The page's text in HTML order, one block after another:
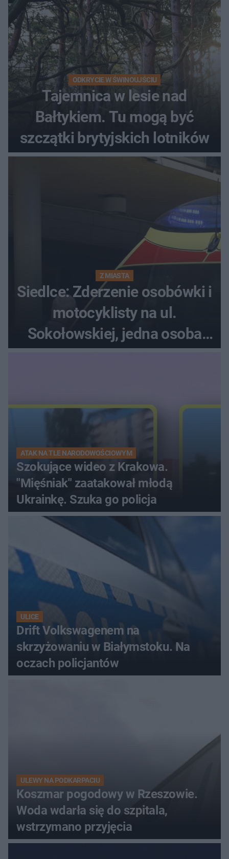
ODKRYCIE W ŚWINOUJŚCIU
Tajemnica w lesie nad
Bałtykiem. Tu mogą być
szczątki brytyjskich lotników
Z MIASTA
Siedlce: Zderzenie osobówki i
motocyklisty na ul.
Sokołowskiej, jedna osoba
ranna!
ATAK NA TLE NARODOWOŚCIOWYM
Szokujące wideo z Krakowa.
"Mięśniak" zaatakował młodą
Ukrainkę. Szuka go policja
ULICE
Drift Volkswagenem na
skrzyżowaniu w Białymstoku. Na
oczach policjantów
ULEWY NA PODKARPACIU
Koszmar pogodowy w Rzeszowie.
Woda wdarła się do szpitala,
wstrzymano przyjęcia